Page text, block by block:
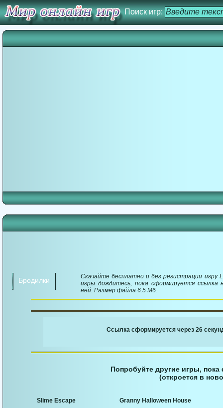
Поиск игр:
Бродилки
Скачайте бесплатно и без регистрации игру
игры дождитесь, пока сформируется ссылка
ней. Размер файла 6.5 Мб.
Ссылка сформируется через 25
Попробуйте другие игры,
(откроется в
Slime Escape Granny Halloween House